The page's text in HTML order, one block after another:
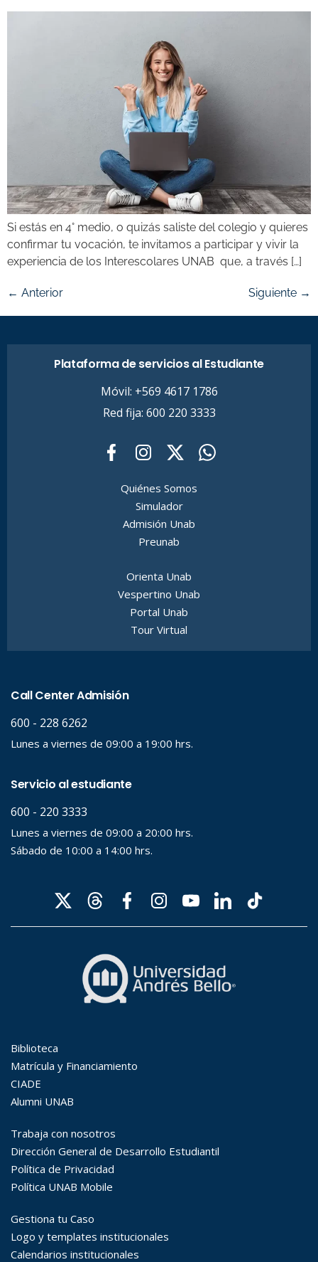
Si estás en 4° medio, o quizás saliste del colegio y quieres
confirmar tu vocación, te invitamos a participar y vivir la
experiencia de los Interescolares UNAB que, a través […]
← Anterior Siguiente →